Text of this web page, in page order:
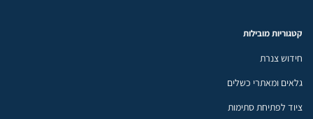
קטגוריות מובילות
חידוש צנרת
גלאים ומאתרי כשלים
ציוד לפתיחת סתימות